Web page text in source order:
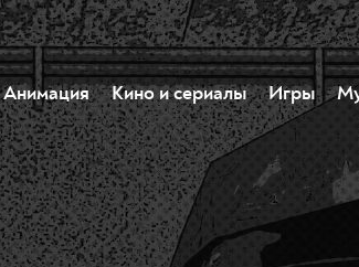
Анимация Кино и сериалы Игры